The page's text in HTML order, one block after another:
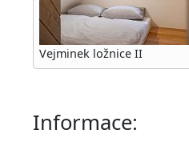
Vejminek ložnice II
Informace: